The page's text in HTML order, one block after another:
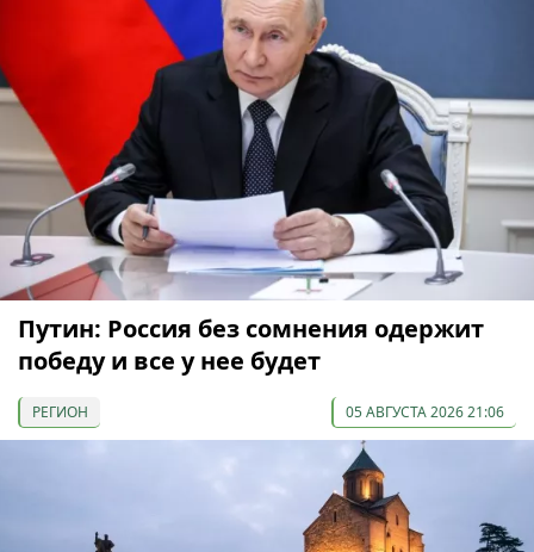
Путин: Россия без сомнения одержит
победу и все у нее будет
РЕГИОН 05 АВГУСТА 2026 21:06